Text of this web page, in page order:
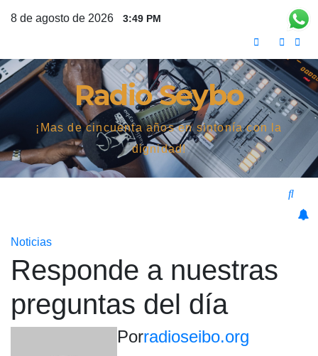
8 de agosto de 2026 3:49 PM
Radio Seybo
¡Mas de cincuenta años en sintonía con la
dignidad!
Noticias
Responde a nuestras
preguntas del día
Porradioseibo.org